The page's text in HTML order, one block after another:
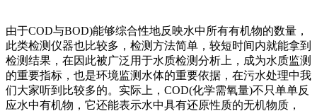
由于COD与BOD)能够综合性地反映水中所有有机物的数量，
此类检测仪器也比较多，检测方法简单，较短时间内就能拿到
检测结果，在因此被广泛用于水质检测分析上，成为水质监测
的重要指标，也是环境监测水体的重要依据，在污水处理中我
们大家听到比较多的。实际上，COD(化学需氧量)不只单单反
应水中有机物，它还能表示水中具有还原性质的无机物质，